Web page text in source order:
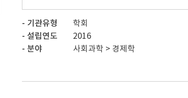
기관유형
학회
설립연도
2016
분야
사회과학 > 경제학